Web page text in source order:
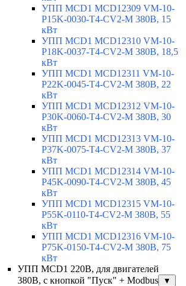
УПП MCD1 MCD12309 VM-10-
P15K-0030-T4-CV2-M 380В, 15
кВт
УПП MCD1 MCD12310 VM-10-
P18K-0037-T4-CV2-M 380В, 18,5
кВт
УПП MCD1 MCD12311 VM-10-
P22K-0045-T4-CV2-M 380В, 22
кВт
УПП MCD1 MCD12312 VM-10-
P30K-0060-T4-CV2-M 380В, 30
кВт
УПП MCD1 MCD12313 VM-10-
P37K-0075-T4-CV2-M 380В, 37
кВт
УПП MCD1 MCD12314 VM-10-
P45K-0090-T4-CV2-M 380В, 45
кВт
УПП MCD1 MCD12315 VM-10-
P55K-0110-T4-CV2-M 380В, 55
кВт
УПП MCD1 MCD12316 VM-10-
P75K-0150-T4-CV2-M 380В, 75
кВт
УПП MCD1 220В, для двигателей
380В, с кнопкой "Пуск" + Modbus
▼